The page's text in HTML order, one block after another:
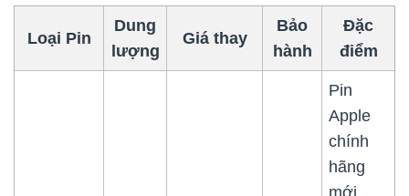
Loại Pin
Dung
lượng
Giá thay
Bảo
hành
Đặc
điểm
Pin
Apple
chính
hãng
mới,